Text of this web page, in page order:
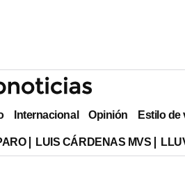
Internacional Opinión Estilo de
LUIS CÁRDENAS MVS